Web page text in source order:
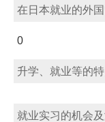
在日本就业的外
0
升学、就业等的
就业实习的机会